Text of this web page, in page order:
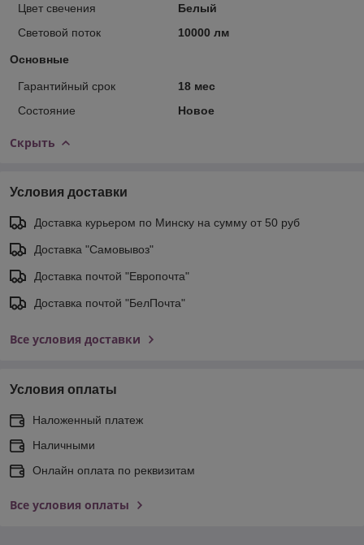
Цвет свечения
Белый
Световой поток
10000 лм
Основные
Гарантийный срок
18 мес
Состояние
Новое
Скрыть
Условия доставки
Доставка курьером по Минску на сумму от 50 руб
Доставка "Самовывоз"
Доставка почтой "Европочта"
Доставка почтой "БелПочта"
Все условия доставки
Условия оплаты
Наложенный платеж
Наличными
Онлайн оплата по реквизитам
Все условия оплаты